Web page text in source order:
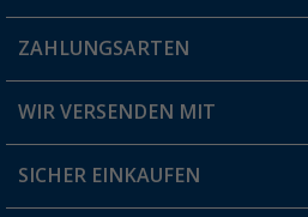
Blog
Jobs & Karriere
FAQ & Kontakt
Versandinformationen
Rücksendung
ZAHLUNGSARTEN
WIR VERSENDEN MIT
SICHER EINKAUFEN